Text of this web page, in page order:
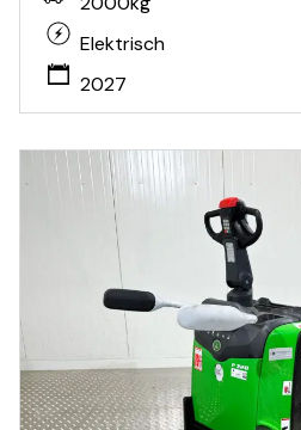
Elektrisch
2027